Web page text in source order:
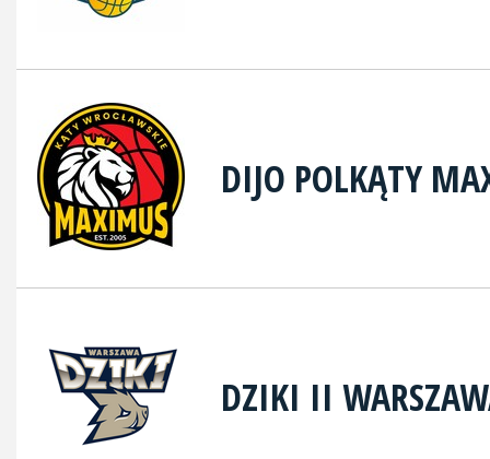
DIJO POLKĄTY
DZIKI II